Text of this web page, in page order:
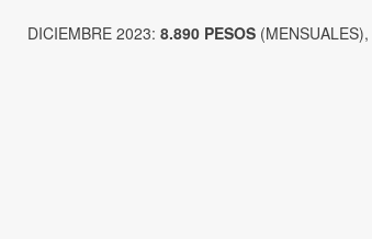
DICIEMBRE 2023: 8.890 PESOS (MENSUALES),